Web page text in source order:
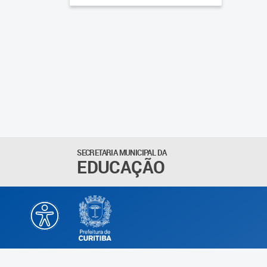
SECRETARIA MUNICIPAL DA
EDUCAÇÃO